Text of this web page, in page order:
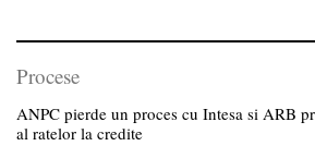
Procese
ANPC pierde un proces cu Intesa si ARB
al ratelor la credite